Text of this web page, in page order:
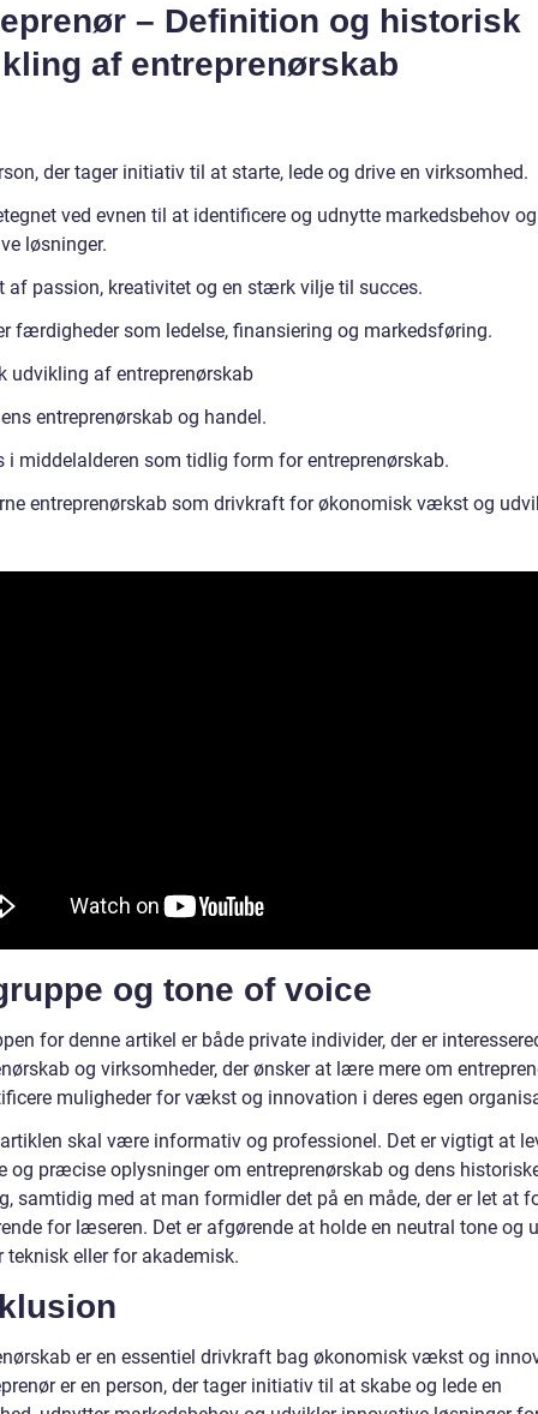
– Definition og historisk
af entreprenørskab
der tager initiativ til at starte, lede og drive en virksomhed.
ved evnen til at identificere og udnytte markedsbehov
løsninger.
af passion, kreativitet og en stærk vilje til succes.
færdigheder som ledelse, finansiering og markedsføring.
udvikling af entreprenørskab
entreprenørskab og handel.
i middelalderen som tidlig form for entreprenørskab.
entreprenørskab som drivkraft for økonomisk vækst og
og tone of voice
for denne artikel er både private individer, der er
og virksomheder, der ønsker at lære mere om
muligheder for vækst og innovation i deres egen
skal være informativ og professionel. Det er vigtigt at
og præcise oplysninger om entreprenørskab og dens
samtidig med at man formidler det på en måde, der er let at
for læseren. Det er afgørende at holde en neutral tone og
eller for akademisk.
er en essentiel drivkraft bag økonomisk vækst og
er en person, der tager initiativ til at skabe og lede en